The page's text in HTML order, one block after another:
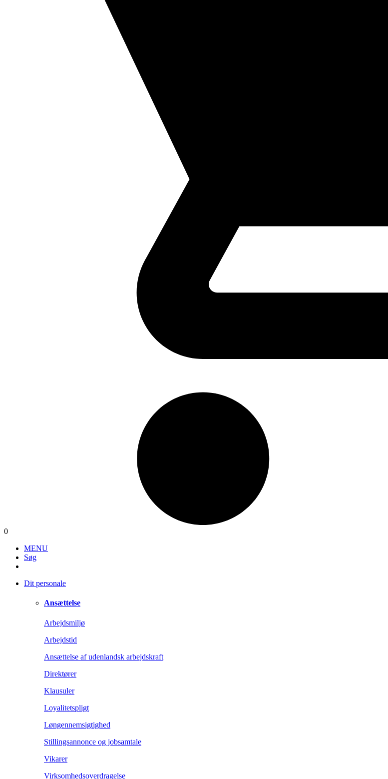
0
MENU
Søg
Dit personale
Ansættelse
Arbejdsmiljø
Arbejdstid
Ansættelse af udenlandsk arbejdskraft
Direktører
Klausuler
Loyalitetspligt
Løngennemsigtighed
Stillingsannonce og jobsamtale
Vikarer
Virksomhedsoverdragelse